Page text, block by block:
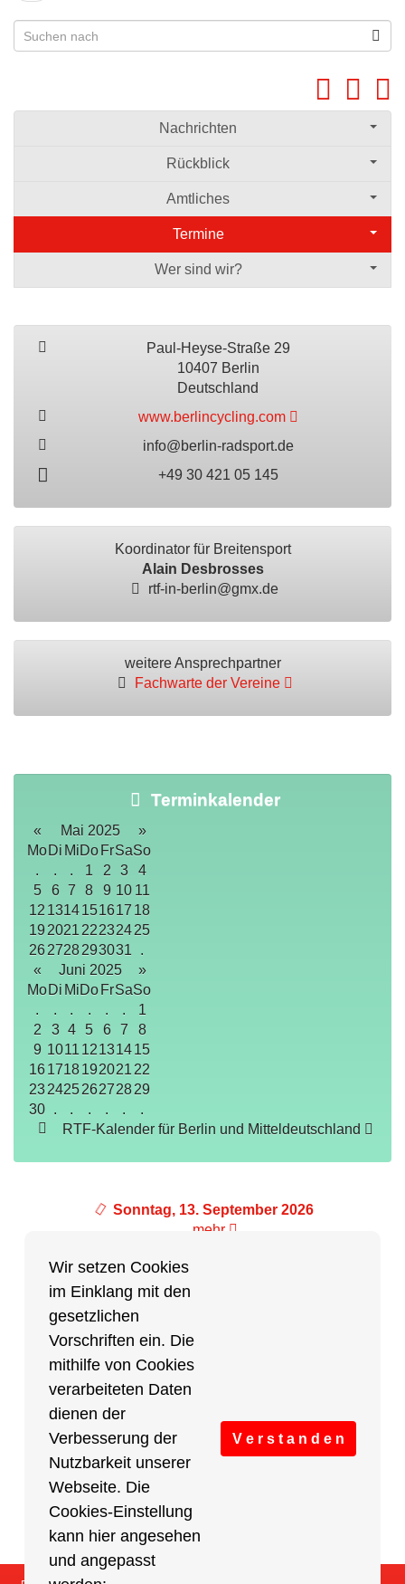
Wir setzen Cookies
im Einklang mit den
gesetzlichen
Vorschriften ein. Die
mithilfe von Cookies
verarbeiteten Daten
dienen der
Verbesserung der
Nutzbarkeit unserer
Webseite. Die
Cookies-Einstellung
kann hier angesehen
und angepasst
V e r s t a n d e n
Nachrichten
Rückblick
Amtliches
Termine
Wer sind wir?
Paul-Heyse-Straße 29
10407 Berlin
Deutschland
www.berlincycling.com
info@berlin-radsport.de
+49 30 421 05 145
Koordinator für Breitensport
Alain Desbrosses
rtf-in-berlin@gmx.de
weitere Ansprechpartner
Fachwarte der Vereine
Terminkalender
« Mai 2025
»
MoDi MiDo FrSaSo
.
. . 1 2 3
4
5
6 7 8 9 10 11
12 1314151617 18
19 2021 22232425
262728293031
.
«
Juni 2025
»
MoDi MiDo FrSaSo
.
. . . . .
1
2
3 4 5 6 7
8
9 1011 12131415
161718192021 22
23242526272829
30 . . . . .
.
RTF-Kalender für Berlin und Mitteldeutschland
Sonntag, 13. September 2026
mehr
Partner des Breitensports